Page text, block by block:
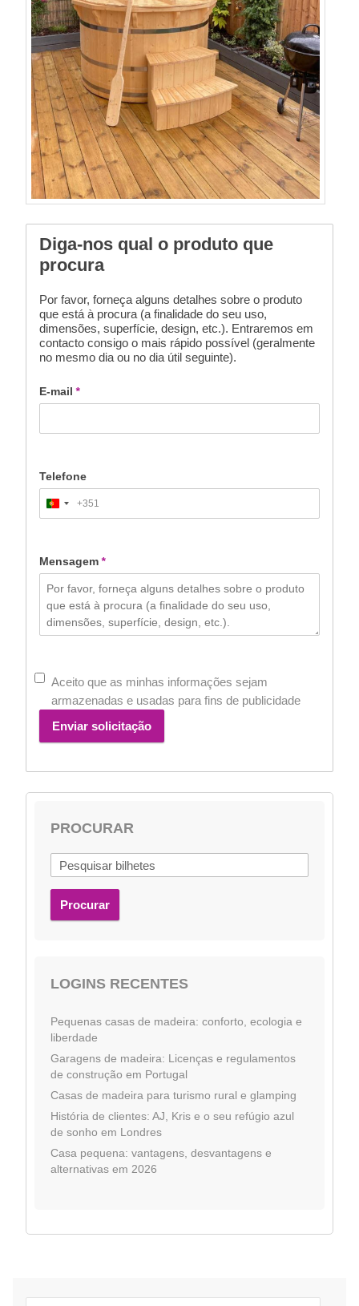
Diga-nos qual o produto que
procura
Por favor, forneça alguns detalhes sobre o produto
que está à procura (a finalidade do seu uso,
dimensões, superfície, design, etc.). Entraremos em
contacto consigo o mais rápido possível (geralmente
no mesmo dia ou no dia útil seguinte).
E-mail *
Telefone
Portugal
+351
+351
Mensagem*
Aceito que as minhas informações sejam
armazenadas e usadas para fins de publicidade
Enviar solicitação
PROCURAR
Procurar
LOGINS RECENTES
Pequenas casas de madeira: conforto, ecologia e
liberdade
Garagens de madeira: Licenças e regulamentos
de construção em Portugal
Casas de madeira para turismo rural e glamping
História de clientes: AJ, Kris e o seu refúgio azul
de sonho em Londres
Casa pequena: vantagens, desvantagens e
alternativas em 2026